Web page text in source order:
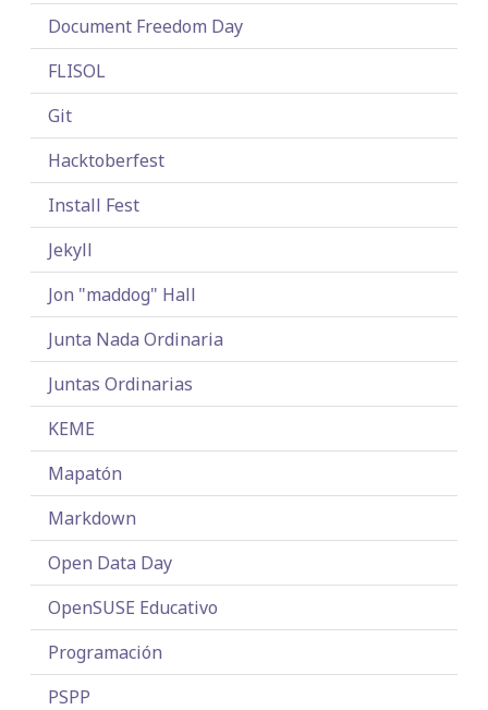
Document Freedom Day
FLISOL
Git
Hacktoberfest
Install Fest
Jekyll
Jon "maddog" Hall
Junta Nada Ordinaria
Juntas Ordinarias
KEME
Mapatón
Markdown
Open Data Day
OpenSUSE Educativo
Programación
PSPP